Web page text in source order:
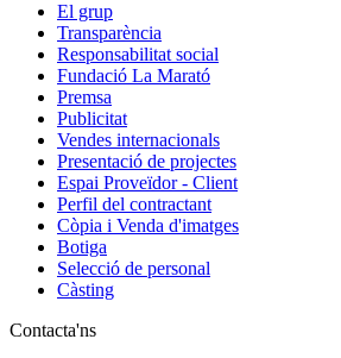
El grup
Transparència
Responsabilitat social
Fundació La Marató
Premsa
Publicitat
Vendes internacionals
Presentació de projectes
Espai Proveïdor - Client
Perfil del contractant
Còpia i Venda d'imatges
Botiga
Selecció de personal
Càsting
Contacta'ns